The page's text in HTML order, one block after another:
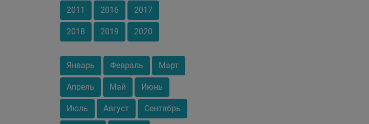
2011 2016 2017
2018 2019 2020
Январь Февраль Март
Апрель Май Июнь
Июль Август Сентябрь